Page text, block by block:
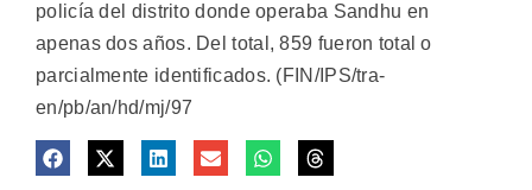
policía del distrito donde operaba Sandhu en
apenas dos años. Del total, 859 fueron total o
parcialmente identificados. (FIN/IPS/tra-
en/pb/an/hd/mj/97